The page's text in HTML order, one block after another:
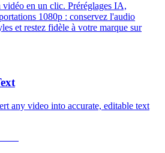
en un clic. Préréglages IA,
1080p : conservez l'audio
et restez fidèle à votre marque sur
any video into accurate, editable text